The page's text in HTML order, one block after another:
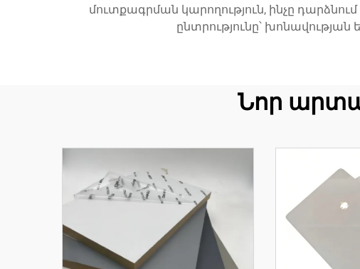
մուտքագրման կարողություն, ինչը
ընտրությունը՝
Նոր